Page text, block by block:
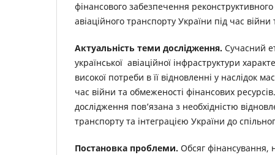
фінансового забезпечення
авіаційного транспорту України під час
Актуальність теми дослідження. Сучасний
української авіаційної інфраструктури
високої потреби в її відновленні у наслідок
час війни та обмеженості фінансових
дослідження пов’язана з необхідністю
транспорту та інтеграцією України до
Постановка проблеми. Обсяг фінансування,